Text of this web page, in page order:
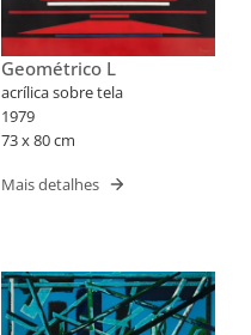
Geométrico L
acrílica sobre tela
1979
73 x 80 cm
Mais detalhes